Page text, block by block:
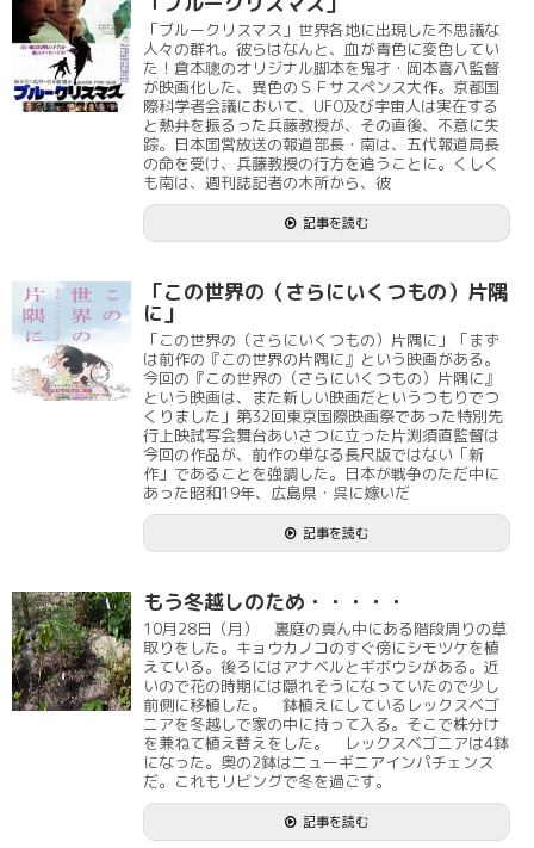
「ブルークリスマス」世界各地に出現した不思議な
人々の群れ。彼らはなんと、血が青色に変色してい
た！倉本聰のオリジナル脚本を鬼才・岡本喜八監督
が映画化した、異色のＳＦサスペンス大作。京都国
際科学者会議において、UFO及び宇宙人は実在する
と熱弁を振るった兵藤教授が、その直後、不意に失
踪。日本国営放送の報道部長・南は、五代報道局長
の命を受け、兵藤教授の行方を追うことに。くしく
も南は、週刊誌記者の木所から、彼
記事を読む
「この世界の（さらにいくつもの）片隅
に」
「この世界の（さらにいくつもの）片隅に」「まず
は前作の『この世界の片隅に』という映画がある。
今回の『この世界の（さらにいくつもの）片隅に』
という映画は、また新しい映画だというつもりでつ
くりました」第32回東京国際映画祭であった特別先
行上映試写会舞台あいさつに立った片渕須直監督は
今回の作品が、前作の単なる長尺版ではない「新
作」であることを強調した。日本が戦争のただ中に
あった昭和19年、広島県・呉に嫁いだ
記事を読む
もう冬越しのため・・・・・
10月28日（月） 裏庭の真ん中にある階段周りの草
取りをした。キョウカノコのすぐ傍にシモツケを植
えている。後ろにはアナベルとギボウシがある。近
いので花の時期には隠れそうになっていたので少し
前側に移植した。 鉢植えにしているレックスベゴ
ニアを冬越しで家の中に持って入る。そこで株分け
を兼ねて植え替えをした。 レックスベゴニアは4鉢
になった。奥の2鉢はニューギニアインパチェンス
だ。これもリビングで冬を過ごす。
記事を読む